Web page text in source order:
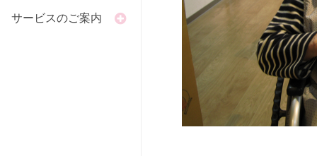
サービスのご案内